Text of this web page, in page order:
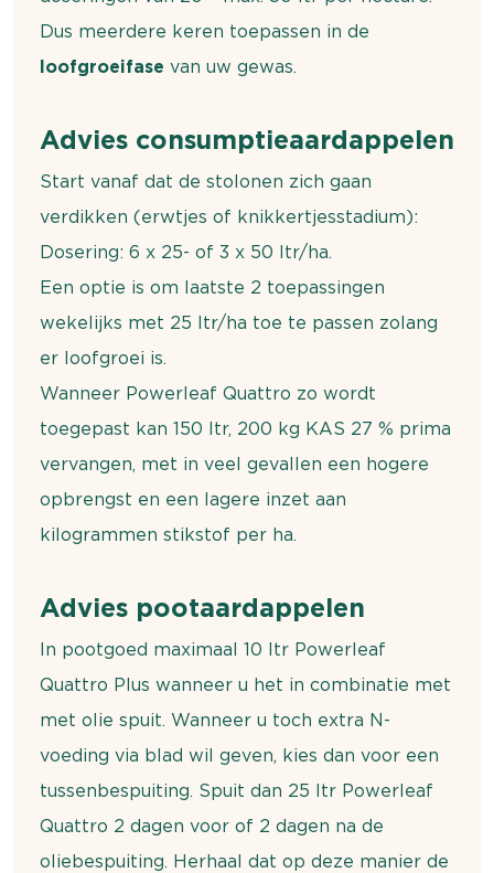
Dus meerdere keren toepassen in de
loofgroeifase van uw gewas.
Advies consumptieaardappelen
Start vanaf dat de stolonen zich gaan
verdikken (erwtjes of knikkertjesstadium):
Dosering: 6 x 25- of 3 x 50 ltr/ha.
Een optie is om laatste 2 toepassingen
wekelijks met 25 ltr/ha toe te passen zolang
er loofgroei is.
Wanneer Powerleaf Quattro zo wordt
toegepast kan 150 ltr, 200 kg KAS 27 % prima
vervangen, met in veel gevallen een hogere
opbrengst en een lagere inzet aan
kilogrammen stikstof per ha.
Advies pootaardappelen
In pootgoed maximaal 10 ltr Powerleaf
Quattro Plus wanneer u het in combinatie met
met olie spuit. Wanneer u toch extra N-
voeding via blad wil geven, kies dan voor een
tussenbespuiting. Spuit dan 25 ltr Powerleaf
Quattro 2 dagen voor of 2 dagen na de
oliebespuiting. Herhaal dat op deze manier de